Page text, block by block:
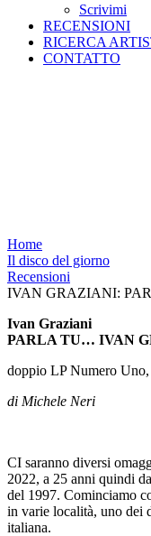
Scrivimi
RECENSIONI
RICERCA
CONTATTO
Home
Il disco del giorno
Recensioni
IVAN GRAZIANI:
Ivan Graziani
PARLA TU… IVAN
doppio LP Numero Uno,
di Michele Neri
CI saranno diversi
2022, a 25 anni quindi
del 1997. Cominciamo
in varie località, uno dei
italiana.